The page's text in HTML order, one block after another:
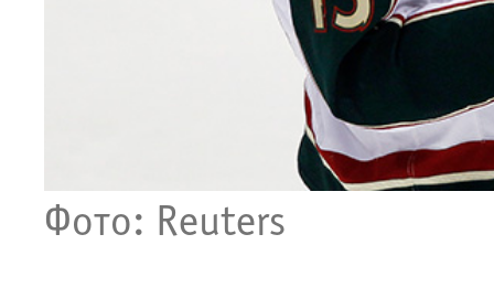
Фото: Reuters